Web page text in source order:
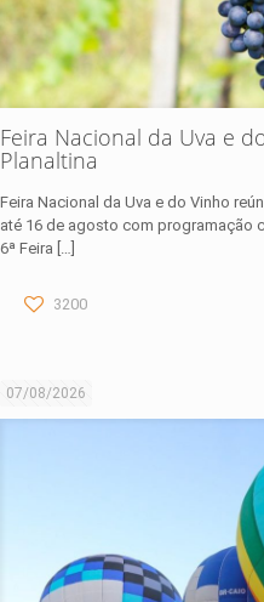
Feira Nacional da Uva e
Planaltina
Feira Nacional da Uva e do Vinho
até 16 de agosto com programação
6ª Feira […]
3200
07/08/2026